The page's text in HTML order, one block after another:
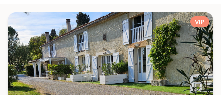
VIP